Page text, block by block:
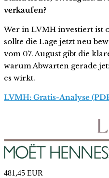
verkaufen?
Wer in LVMH investiert ist
sollte die Lage jetzt neu
vom 07. August gibt die
warum Abwarten gerade
es wirkt.
LVMH: Gratis-Analyse
481,45 EUR